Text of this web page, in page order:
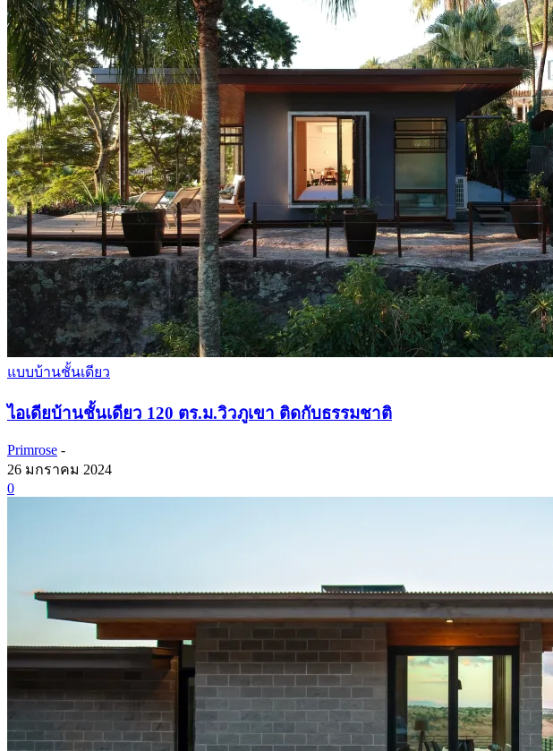
แบบบ้านชั้นเดียว
ไอเดียบ้านชั้นเดียว 120 ตร.ม.วิวภูเขา ติดกับธรรมชาติ
Primrose -
26 มกราคม 2024
0